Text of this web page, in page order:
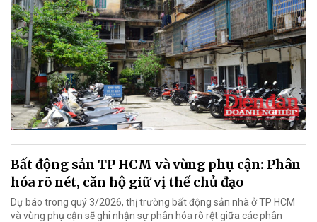
Bất động sản TP HCM và vùng phụ cận: Phân
hóa rõ nét, căn hộ giữ vị thế chủ đạo
Dự báo trong quý 3/2026, thị trường bất động sản nhà ở TP HCM
và vùng phụ cận sẽ ghi nhận sự phân hóa rõ rệt giữa các phân